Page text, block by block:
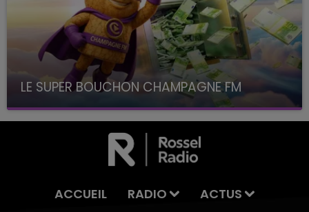
LE SUPER BOUCHON CHAMPAGNE FM
avec La Famille Champagne FM, à 8H10
ACCUEIL RADIO
ACTUS